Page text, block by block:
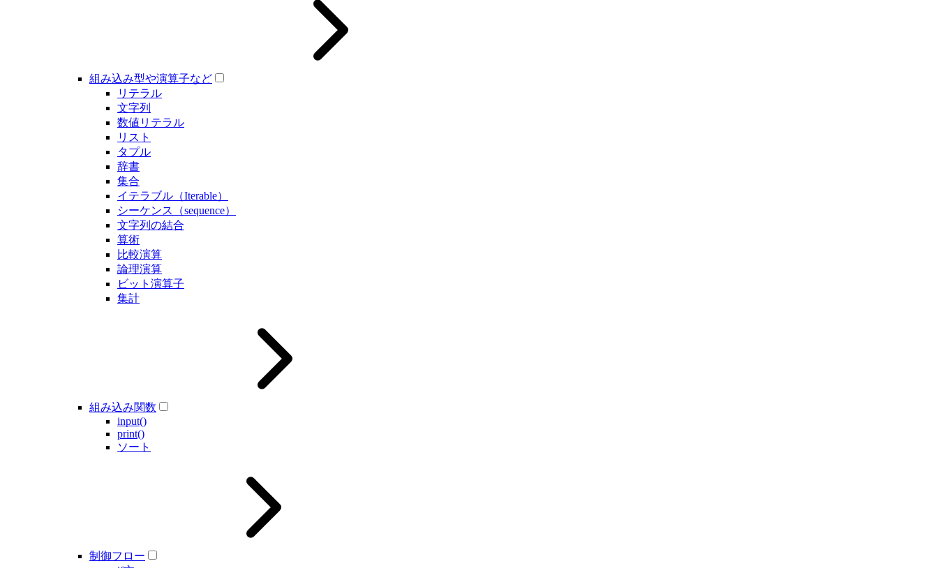
組み込み型や演算子など
リテラル
文字列
数値リテラル
リスト
タプル
辞書
集合
イテラブル（Iterable）
シーケンス（sequence）
文字列の結合
算術
比較演算
論理演算
ビット演算子
集計
組み込み関数
input()
print()
ソート
制御フロー